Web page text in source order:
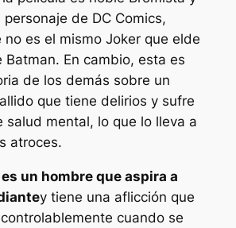
de DC Comics,
es el mismo Joker que elde
Batman. En cambio, esta es
de los demás sobre un
que tiene delirios y sufre
salud mental, lo que lo lleva a
atroces.
un hombre que aspira a
y tiene una aflicción que
cuando se